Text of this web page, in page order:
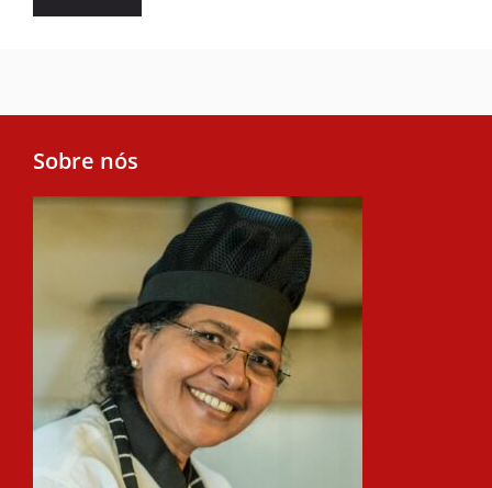
Sobre nós